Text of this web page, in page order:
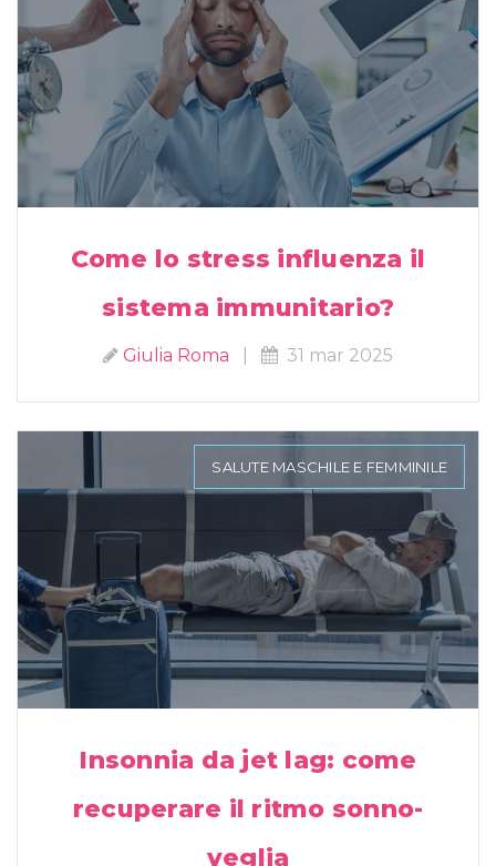
Come lo stress influenza il
sistema immunitario?
Giulia Roma 31 mar 2025
SALUTE MASCHILE E FEMMINILE
Insonnia da jet lag: come
recuperare il ritmo sonno-
veglia